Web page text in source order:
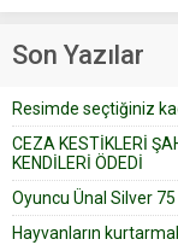
Son Yazılar
Resimde seçtiğiniz
CEZA KESTİKLERİ
KENDİLERİ ÖDEDİ
Oyuncu Ünal Silver 75
Hayvanların